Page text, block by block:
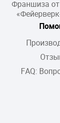
Франшиза
FAQ: